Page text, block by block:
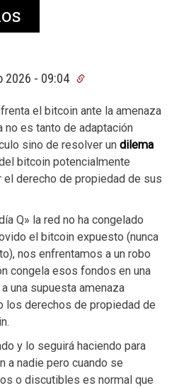
2026 - 09:04
el bitcoin ante la amenaza
no es tanto de adaptación
sino de resolver un dilema
bitcoin potencialmente
derecho de propiedad de sus
Q» la red no ha congelado
el bitcoin expuesto (nunca
nos enfrentamos a un robo
congela esos fondos en una
una supuesta amenaza
los derechos de propiedad de
y lo seguirá haciendo para
a nadie pero cuando se
o discutibles es normal que